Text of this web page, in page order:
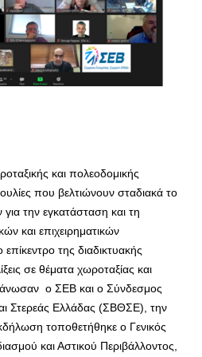
και πολεοδομικής
που βελτιώνουν σταδιακά το
για την εγκατάσταση και τη
και επιχειρηματικών
της διαδικτυακής
σε θέματα χωροταξίας και
ο ΣΕΒ και ο Σύνδεσμος
Στερεάς Ελλάδας (ΣΒΘΣΕ), την
τοποθετήθηκε ο Γενικός
και Αστικού Περιβάλλοντος,